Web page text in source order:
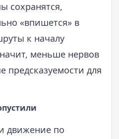
сохранятся,
«впишется» в
к началу
меньше нервов
предсказуемости для
движение по